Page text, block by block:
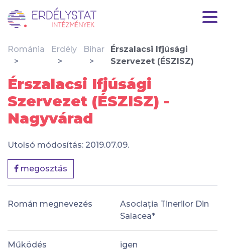
Románia Erdély Bihar
Érszalacsi Ifjúsági
Szervezet (ÉSZISZ)
Érszalacsi Ifjúsági
Szervezet (ÉSZISZ) -
Nagyvárad
Utolsó módosítás: 2019.07.09.
megosztás
Román megnevezés
Asociația Tinerilor Din
Salacea*
Működés igen